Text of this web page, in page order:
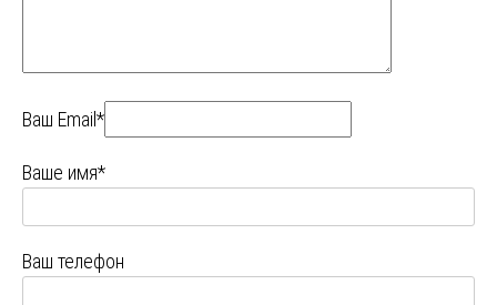
Ваш Email*
Ваше имя*
Ваш телефон